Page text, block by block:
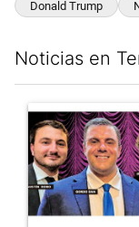
Donald Trump
Noticias en
Un artículo de